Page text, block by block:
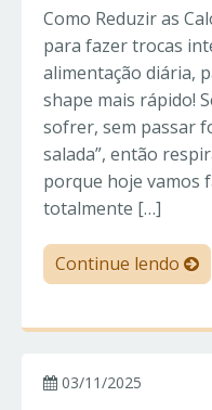
Como Reduzir as
para fazer trocas
alimentação diária,
shape mais rápido!
sofrer, sem passar
salada”, então
porque hoje vamos
totalmente […]
Continue lendo
03/11/2025